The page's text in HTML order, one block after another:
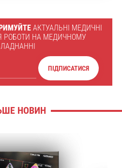
АКТУАЛЬНІ МЕДИЧНІ
РОБОТИ НА МЕДИЧНОМУ
ПІДПИСАТИСЯ
НОВИН